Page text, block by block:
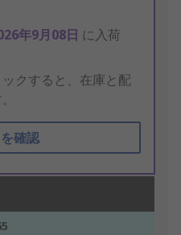
年9月08日 に入荷
クすると、在庫と配
確認